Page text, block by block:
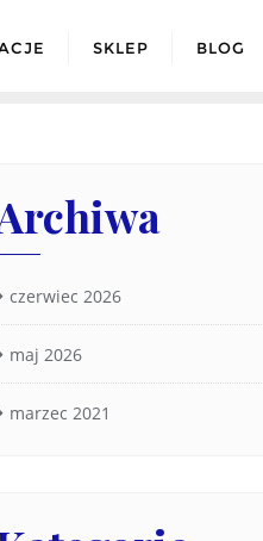
SKLEP BLOG
czerwiec 2026
maj 2026
marzec 2021